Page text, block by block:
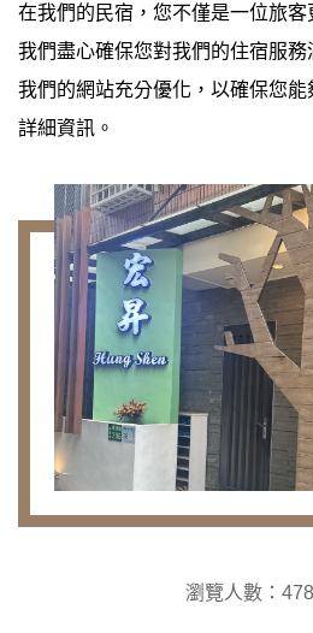
在我們的民宿，您不僅是一位旅客
我們盡心確保您對我們的住宿服務
我們的網站充分優化，以確保您
詳細資訊。
瀏覽人數：